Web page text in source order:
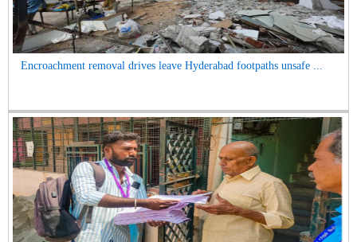
Encroachment removal drives leave Hyderabad footpaths unsafe ...